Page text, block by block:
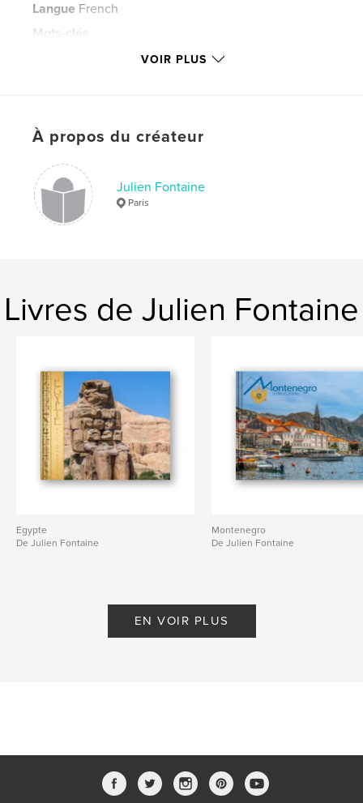
Langue French
Mots-clés
, troykell ,
VOIR PLUS
À propos du créateur
Julien Fontaine
Paris
Livres de Julien Fontaine
Egypte
De Julien Fontaine
Montenegro
De Julien Fontaine
EN VOIR PLUS